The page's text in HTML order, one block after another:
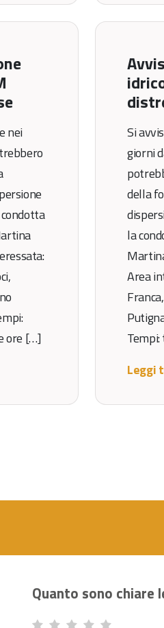
nei
ore […]
Si
giorni
della
la
Area
Leggi
Quanto sono chiare